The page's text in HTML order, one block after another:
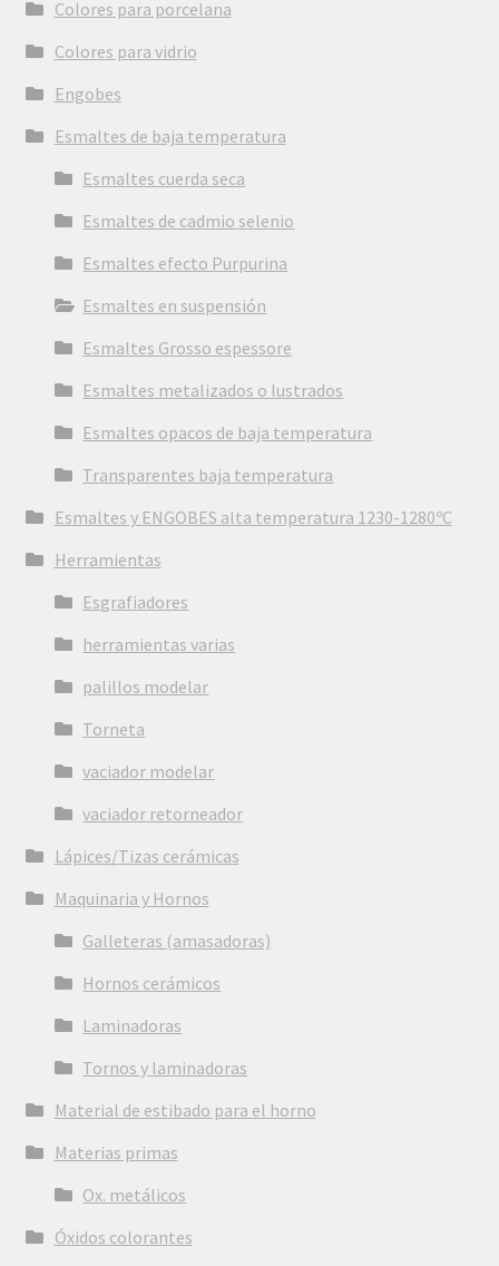
Colores para porcelana
Colores para vidrio
Engobes
Esmaltes de baja temperatura
Esmaltes cuerda seca
Esmaltes de cadmio selenio
Esmaltes efecto Purpurina
Esmaltes en suspensión
Esmaltes Grosso espessore
Esmaltes metalizados o lustrados
Esmaltes opacos de baja temperatura
Transparentes baja temperatura
Esmaltes y ENGOBES alta temperatura 1230-1280ºC
Herramientas
Esgrafiadores
herramientas varias
palillos modelar
Torneta
vaciador modelar
vaciador retorneador
Lápices/Tizas cerámicas
Maquinaria y Hornos
Galleteras (amasadoras)
Hornos cerámicos
Laminadoras
Tornos y laminadoras
Material de estibado para el horno
Materias primas
Ox. metálicos
Óxidos colorantes